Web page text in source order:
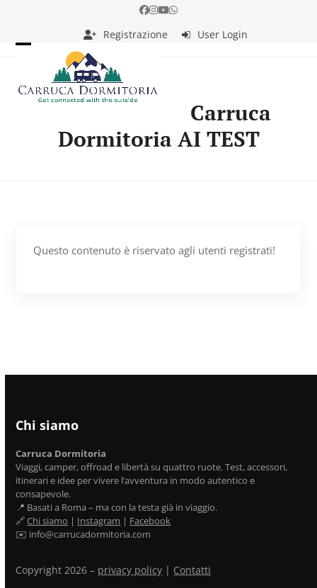
Facebook
Instagram
YouTube
Whatsapp
Registrazione
User Login
mobile
menu
mobile
menu
Carruca
Dormitoria AI TEST
Questo contenuto è riservato agli utenti registrati!
Chi siamo
Carruca Dormitoria
Viaggi, camper, offroad e libertà su quattro ruote. Test, accessori,
itinerari e idee per vivere l’avventura in modo autentico e
consapevole.
📍 Basati a Roma – ma con la testa già in viaggio.
🔗Chi siamo | Instagram | Facebook
✉️ info@carrucadormitoria.com
Copyright 2026 – privacy policy | Contatti